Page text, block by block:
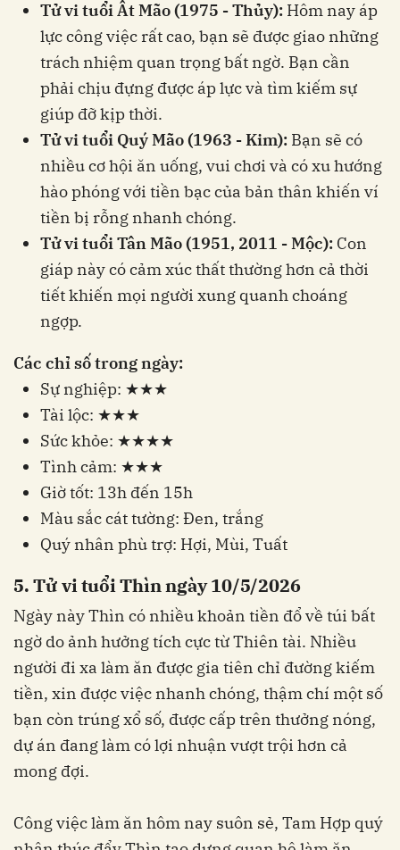
Tử vi tuổi Ất Mão (1975 - Thủy): Hôm nay áp
lực công việc rất cao, bạn sẽ được giao những
trách nhiệm quan trọng bất ngờ. Bạn cần
phải chịu đựng được áp lực và tìm kiếm sự
giúp đỡ kịp thời.
Tử vi tuổi Quý Mão (1963 - Kim): Bạn sẽ có
nhiều cơ hội ăn uống, vui chơi và có xu hướng
hào phóng với tiền bạc của bản thân khiến ví
tiền bị rỗng nhanh chóng.
Tử vi tuổi Tân Mão (1951, 2011 - Mộc): Con
giáp này có cảm xúc thất thường hơn cả thời
tiết khiến mọi người xung quanh choáng
ngợp.
Các chỉ số trong ngày:
Sự nghiệp: ★★★
Tài lộc: ★★★
Sức khỏe: ★★★★
Tình cảm: ★★★
Giờ tốt: 13h đến 15h
Màu sắc cát tường: Đen, trắng
Quý nhân phù trợ: Hợi, Mùi, Tuất
5. Tử vi tuổi Thìn ngày 10/5/2026
Ngày này Thìn có nhiều khoản tiền đổ về túi bất
ngờ do ảnh hưởng tích cực từ Thiên tài. Nhiều
người đi xa làm ăn được gia tiên chỉ đường kiếm
tiền, xin được việc nhanh chóng, thậm chí một số
bạn còn trúng xổ số, được cấp trên thưởng nóng,
dự án đang làm có lợi nhuận vượt trội hơn cả
mong đợi.
Công việc làm ăn hôm nay suôn sẻ, Tam Hợp quý